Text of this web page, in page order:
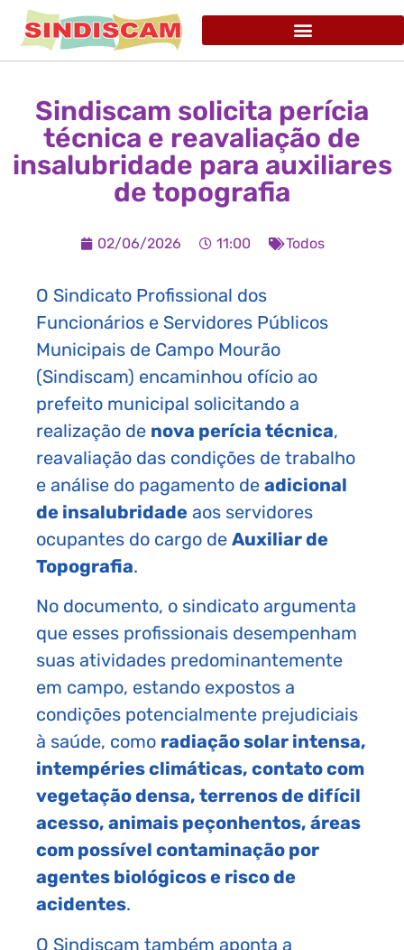
Sindiscam solicita perícia
técnica e reavaliação de
insalubridade para auxiliares
de topografia
02/06/2026 11:00 Todos
O Sindicato Profissional dos
Funcionários e Servidores Públicos
Municipais de Campo Mourão
(Sindiscam) encaminhou ofício ao
prefeito municipal solicitando a
realização de nova perícia técnica,
reavaliação das condições de trabalho
e análise do pagamento de adicional
de insalubridade aos servidores
ocupantes do cargo de Auxiliar de
Topografia.
No documento, o sindicato argumenta
que esses profissionais desempenham
suas atividades predominantemente
em campo, estando expostos a
condições potencialmente prejudiciais
à saúde, como radiação solar intensa,
intempéries climáticas, contato com
vegetação densa, terrenos de difícil
acesso, animais peçonhentos, áreas
com possível contaminação por
agentes biológicos e risco de
acidentes.
O Sindiscam também aponta a